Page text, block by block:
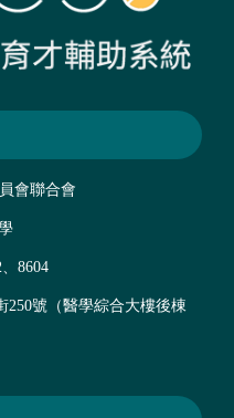
會聯合會
8604
250號（醫學綜合大樓後棟